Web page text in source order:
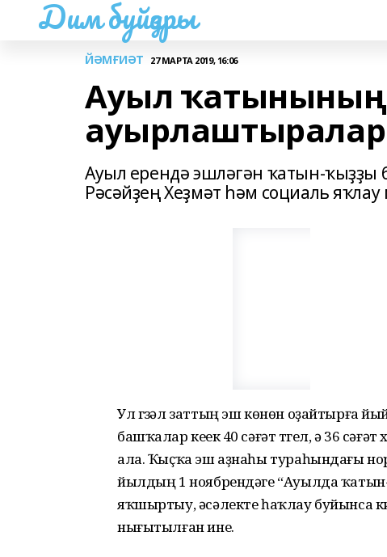
Дим буйҙары
ЙӘМҒИӘТ 27 МАРТА 2019, 16:06
Ауыл
ауырлаштыралар
Ауыл ерендә эшләгән ҡатын-ҡыҙҙы
Рәсәйҙең Хеҙмәт һәм социаль
Ул гүзәл заттың эш көнөн оҙайтырға
башҡалар кеүек 40 сәғәт түгел, ә 36
ала. Ҡыҫҡа эш аҙнаһы тураһындағы
йылдың 1 ноябрендәге “Ауылда
яҡшыртыу, әсәлекте һаҡлау буйынса
нығытылған ине.